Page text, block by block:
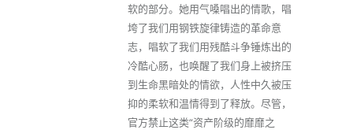
软的部分。她用气嗓唱出的情歌，唱
垮了我们用钢铁旋律铸造的革命意
志，唱软了我们用残酷斗争锤炼出的
冷酷心肠，也唤醒了我们身上被挤压
到生命黑暗处的情欲，人性中久被压
抑的柔软和温情得到了释放。尽管，
官方禁止这类“资产阶级的靡靡之